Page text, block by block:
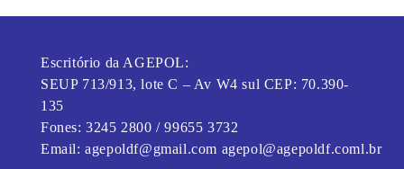
Escritório da AGEPOL:
SEUP 713/913, lote C – Av W4 sul CEP: 70.390-
135
Fones: 3245 2800 / 99655 3732
Email: agepoldf@gmail.com agepol@agepoldf.coml.br